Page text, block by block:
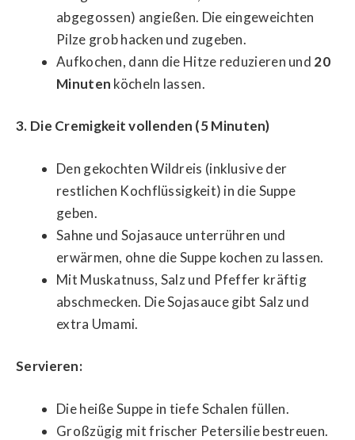
abgegossen) angießen. Die eingeweichten
Pilze grob hacken und zugeben.
Aufkochen, dann die Hitze reduzieren und 20
Minuten köcheln lassen.
3. Die Cremigkeit vollenden (5 Minuten)
Den gekochten Wildreis (inklusive der
restlichen Kochflüssigkeit) in die Suppe
geben.
Sahne und Sojasauce unterrühren und
erwärmen, ohne die Suppe kochen zu lassen.
Mit Muskatnuss, Salz und Pfeffer kräftig
abschmecken. Die Sojasauce gibt Salz und
extra Umami.
Servieren:
Die heiße Suppe in tiefe Schalen füllen.
Großzügig mit frischer Petersilie bestreuen.